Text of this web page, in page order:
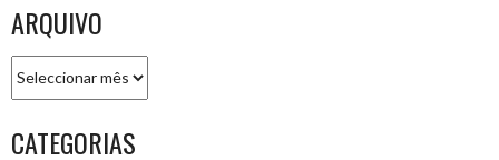
ARQUIVO
CATEGORIAS